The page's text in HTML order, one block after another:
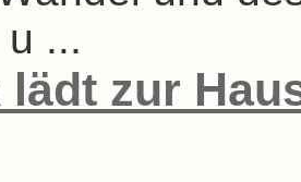
...
lädt zur